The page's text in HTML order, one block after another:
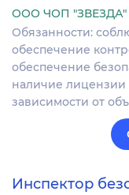
ООО ЧОП "ЗВЕЗДА"
Обязанности:
обеспечение
обеспечение
наличие лицензии
зависимости от
Инспектор